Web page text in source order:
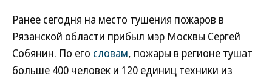
Ранее сегодня на место тушения пожаров в
Рязанской области прибыл мэр Москвы Сергей
Собянин. По его словам, пожары в регионе тушат
больше 400 человек и 120 единиц техники из